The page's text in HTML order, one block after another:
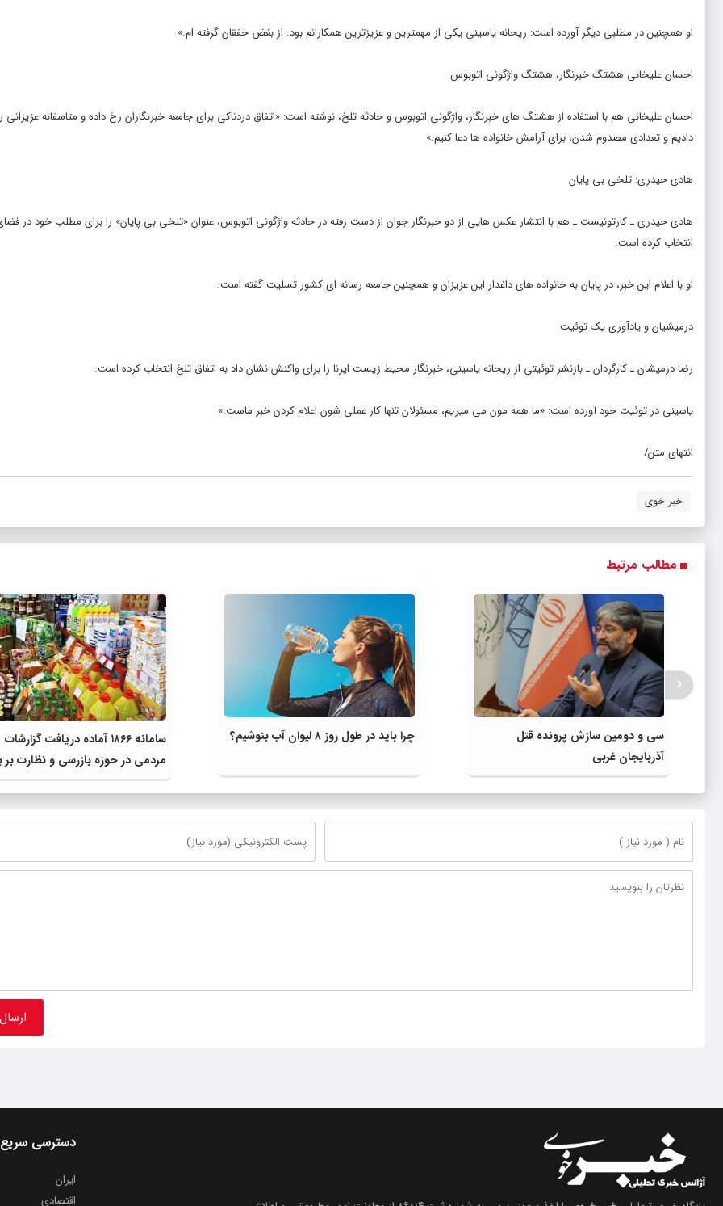
او همچنین در مطلبی دیگر آورده است: ریحانه یاسینی یکی از مهمترین و عزیزترین همکارانم بود. از بغض خفقان گرفته ام.»
احسان علیخانی هشتگ خبرنگار، هشتگ واژگونی اتوبوس
احسان علیخانی هم با استفاده از هشتگ های خبرنگار، واژگونی اتوبوس و حادثه تلخ، نوشته است: «اتفاق دردناکی برای جامعه خبرنگاران رخ داده و متاسفانه
دادیم و تعدادی مصدوم شدن، برای آرامش خانواده ها دعا کنیم.»
هادی حیدری: تلخی بی پایان
هادی حیدری ـ کارتونیست ـ هم با انتشار عکس هایی از دو خبرنگار جوان از دست رفته در حادثه واژگونی اتوبوس، عنوان «تلخی بی پایان» را برای مطلب خود در
انتخاب کرده است.
او با اعلام این خبر، در پایان به خانواده های داغدار این عزیزان و همچنین جامعه رسانه ای کشور تسلیت گفته است.
درمیشیان و یادآوری یک توئیت
رضا درمیشان ـ کارگردان ـ بازنشر توئیتی از ریحانه یاسینی، خبرنگار محیط زیست ایرنا را برای واکنش نشان داد به اتفاق تلخ انتخاب کرده است.
یاسینی در توئیت خود آورده است: «ما همه مون می میریم، مسئولان تنها کار عملی شون اعلام کردن خبر ماست.»
انتهای متن/
خبر خوی
مطالب مرتبط
سی و دومین سازش پرونده قتل
آذربایجان غربی
چرا باید در طول روز ۸ لیوان آب بنوشیم؟
سامانه ۱۸۶۶ آماده دریافت گزارشات
مردمی در حوزه بازرسی و نظارت بر
کالا‌های اساسی
‹
دسترسی سریع
ایران
اقتصادی